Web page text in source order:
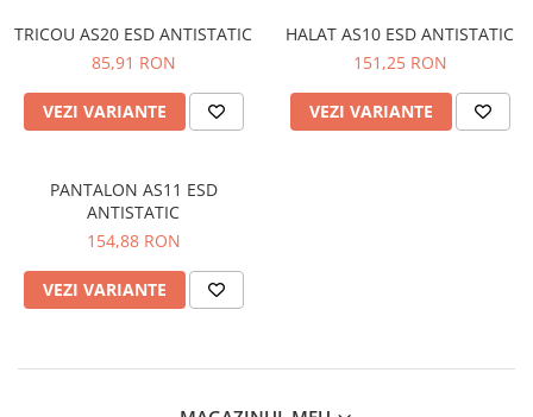
GENUNCHIERE
IMBRACAMINTE ANTICHIMICA |
CAMASI
FESURI, SEPCI, CAPISOANE
HANORACE
BOCANCI
TRICOU AS20 ESD ANTISTATIC
85,91 RON
VEZI VARIANTE
HALAT AS10 ESD ANTISTATIC
151,25 RON
VEZI VARIANTE
PANTALON AS11 ESD
ANTISTATIC
154,88 RON
VEZI VARIANTE